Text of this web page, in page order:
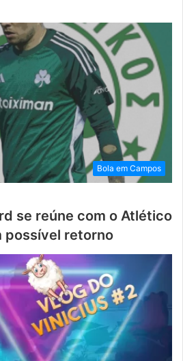
Bola em Campos
se reúne com o Atlético
possível retorno